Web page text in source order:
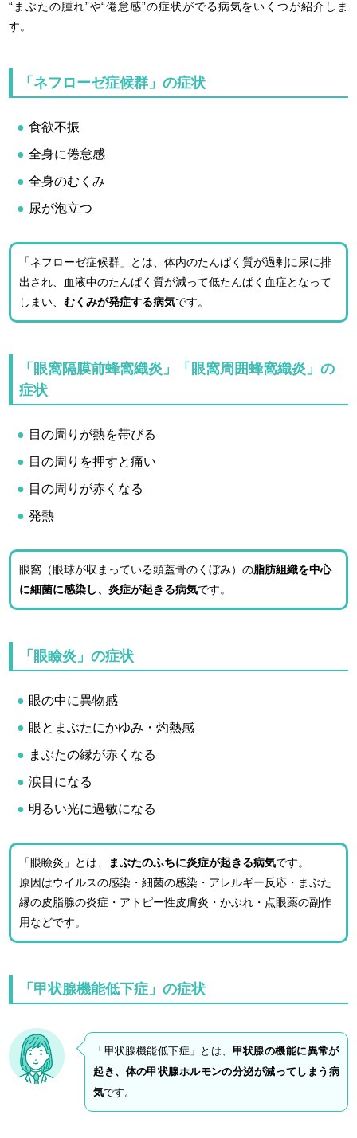
“まぶたの腫れ”や“倦怠感”の症状がでる病気をいくつが紹介しま
す。
「ネフローゼ症候群」の症状
食欲不振
全身に倦怠感
全身のむくみ
尿が泡立つ
「ネフローゼ症候群」とは、体内のたんぱく質が過剰に尿に排
出され、血液中のたんぱく質が減って低たんぱく血症となって
しまい、むくみが発症する病気です。
「眼窩隔膜前蜂窩織炎」「眼窩周囲蜂窩織炎」の
症状
目の周りが熱を帯びる
目の周りを押すと痛い
目の周りが赤くなる
発熱
眼窩（眼球が収まっている頭蓋骨のくぼみ）の脂肪組織を中心
に細菌に感染し、炎症が起きる病気です。
「眼瞼炎」の症状
眼の中に異物感
眼とまぶたにかゆみ・灼熱感
まぶたの縁が赤くなる
涙目になる
明るい光に過敏になる
「眼瞼炎」とは、 まぶたのふちに炎症が起きる病気です。
原因はウイルスの感染・細菌の感染・アレルギー反応・まぶた
縁の皮脂腺の炎症・アトピー性皮膚炎・かぶれ・点眼薬の副作
用などです。
「甲状腺機能低下症」の症状
「甲状腺機能低下症」とは、 甲状腺の機能に異常が
起き、体の甲状腺ホルモンの分泌が減ってしまう病
気です。